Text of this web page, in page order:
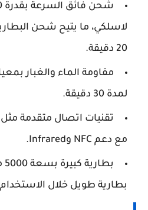
لاسلكي، ما يتيح شحن
20 دقيقة.
لمدة 30 دقيقة.
مع دعم NFC وInfrared.
بطارية طويل خلال الاستخدام